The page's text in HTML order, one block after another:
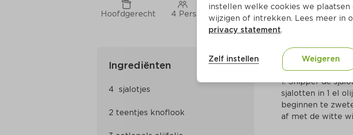
Hoofdgerecht 4 Pers. Ca. 30 Min Europees
Ingrediënten
1. Snipper de
sjalotten in 1 el
beginnen te
af met de witte
instellen welke cookies we
wijzigen of intrekken. Lees meer in
privacy statement.
Zelf instellen Weigeren